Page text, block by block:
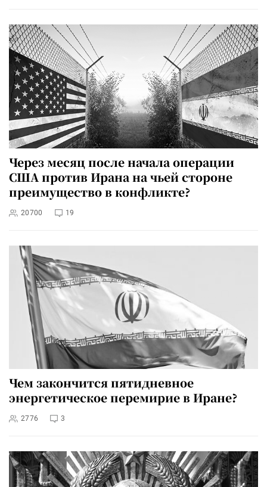
Через месяц после начала операции
США против Ирана на чьей стороне
преимущество в конфликте?
20700 19
Чем закончится пятидневное
энергетическое перемирие в Иране?
2776 3